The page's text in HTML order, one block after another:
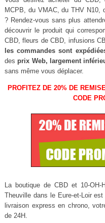
MCPB, du VMAC, du THV N10,
? Rendez-vous sans plus
découvrir le produit qui
CBD, fleurs de CBD, infusions
les commandes sont
des prix Web, largement
sans même vous déplacer.
PROFITEZ DE 20% DE
CODE
La boutique de CBD et 10-OH-
Theuville dans le Eure-et-Loir
livraison express en chrono,
de 24H.